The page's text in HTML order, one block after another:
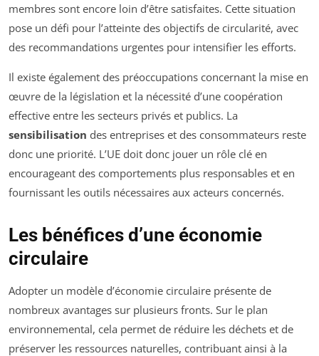
membres sont encore loin d’être satisfaites. Cette situation
pose un défi pour l’atteinte des objectifs de circularité, avec
des recommandations urgentes pour intensifier les efforts.
Il existe également des préoccupations concernant la mise en
œuvre de la législation et la nécessité d’une coopération
effective entre les secteurs privés et publics. La
sensibilisation des entreprises et des consommateurs reste
donc une priorité. L’UE doit donc jouer un rôle clé en
encourageant des comportements plus responsables et en
fournissant les outils nécessaires aux acteurs concernés.
Les bénéfices d’une économie
circulaire
Adopter un modèle d’économie circulaire présente de
nombreux avantages sur plusieurs fronts. Sur le plan
environnemental, cela permet de réduire les déchets et de
préserver les ressources naturelles, contribuant ainsi à la